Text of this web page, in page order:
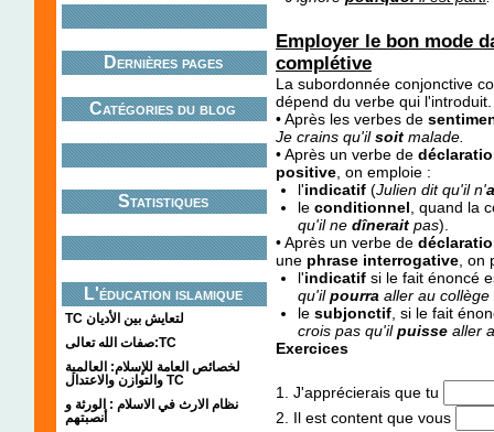
Dernières pages
Catégories du blog
Statistiques
L'éducation islamique
TC لتعايش بين الأديان
صفات الله تعالى:TC
لخصائص العامة للإسلام: العالمية
والتوازن والاعتدال TC
نظام الارث في الاسلام : الورثة و
أنصبتهم
Employer le bon mode
complétive
La subordonnée conjonctive
dépend du verbe qui l'introduit.
• Après les verbes de
Je crains qu'ilsoit malade.
• Après un verbe de
positive, on emploie :
l'indicatif (Julien dit qu'il n'a
le conditionnel, quand la
qu'il ne dînerait pas).
• Après un verbe de
une phrase interrogative, on
l'indicatif si le fait énoncé
qu'ilpourra aller au collège
le subjonctif, si le fait
crois pas qu'ilpuisse aller
Exercices
1. J'apprécierais que tu
2. Il est content que vous